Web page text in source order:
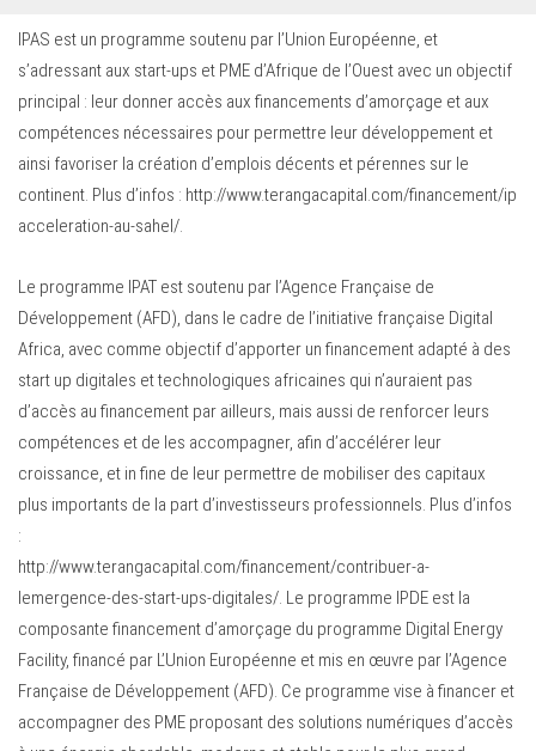
IPAS est un programme soutenu par l’Union Européenne, et
s’adressant aux start-ups et PME d’Afrique de l’Ouest avec un objectif
principal : leur donner accès aux financements d’amorçage et aux
compétences nécessaires pour permettre leur développement et
ainsi favoriser la création d’emplois décents et pérennes sur le
continent. Plus d’infos : http://www.terangacapital.com/financement/ip
acceleration-au-sahel/.
Le programme IPAT est soutenu par l’Agence Française de
Développement (AFD), dans le cadre de l’initiative française Digital
Africa, avec comme objectif d’apporter un financement adapté à des
start up digitales et technologiques africaines qui n’auraient pas
d’accès au financement par ailleurs, mais aussi de renforcer leurs
compétences et de les accompagner, afin d’accélérer leur
croissance, et in fine de leur permettre de mobiliser des capitaux
plus importants de la part d’investisseurs professionnels. Plus d’infos
:
http://www.terangacapital.com/financement/contribuer-a-
lemergence-des-start-ups-digitales/. Le programme IPDE est la
composante financement d’amorçage du programme Digital Energy
Facility, financé par L’Union Européenne et mis en œuvre par l’Agence
Française de Développement (AFD). Ce programme vise à financer et
accompagner des PME proposant des solutions numériques d’accès